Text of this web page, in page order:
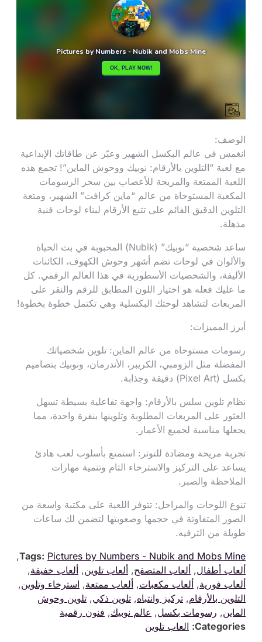
الوصف:
انغمس في عالم البكسل الشهير وعبّر عن طاقاتك الإبداعية
مع لعبة “التلوين بالأرقام: نوبيك ووحوش الماين”! تجمع هذه
اللعبة الممتعة والمريحة للأعصاب بين سحر الرسومات
المكعبة المستوحاة من عالم “ماين كرافت” الشهير، ومتعة
التلوين الدقيق القائم على تتبع الأرقام لبناء لوحات فنية
مذهلة.
ساعد شخصية “نوبيك” (Nubik) المحبوبة في بث الحياة
والألوان في لوحات تضم أشهر وحوش الكهوف، الكائنات
الأليفة، والشخصيات الأسطورية في هذا العالم الرقمي. كل
ما عليك فعله هو اختيار اللون المطابق للرقم والنقر على
المربعات لتشاهد لوحتك البكسلية وهي تكتمل خطوة بخطوة!
أبرز المميزات:
رسومات مستوحاة من عالم الماين: تلوين شخصياتك
المفضلة مثل الزومبي، الكريبر، الأندرمان، ونوبيك بتصاميم
بكسل (Pixel Art) دقيقة وجذابة.
نظام تلوين سلس بالأرقام: واجهة تفاعلية بسيطة تسهل
العثور على المربعات المطلوبة وتلوينها بنقرة واحدة، مما
يجعلها مناسبة لجميع الأعمار.
تجربة مريحة ومضادة للتوتر: استمتع بأسلوب لعب هادئ
يساعد على التركيز والاسترخاء التام وتنمية مهارات
الملاحظة والصبر.
تنوع اللوحات والمراحل: تتوفر اللعبة على مكتبة واسعة من
الصور المتفاوتة في حجمها وصعوبتها لتضمن لك ساعات
طويلة من الترفيه.
Tags: Pictures by Numbers - Nubik and Mobs Mine
,
ألعاب أطفال, ألعاب المتصفح, ألعاب تلوين, ألعاب خفيفة,
ألعاب فورية, ألعاب مكعبات, ألعاب ممتعة, استرخاء وتلوين,
التلوين بالأرقام, تركيز وانتباه, تلوين ذكي, تلوين وحوش
الماين, رسومات بكسل, عالم نوبيك, فنون رقمية
Categories: العاب تلوين